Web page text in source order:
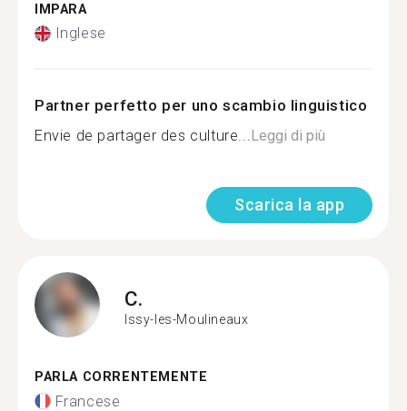
IMPARA
Inglese
Partner perfetto per uno scambio linguistico
Envie de partager des culture...Leggi di più
Scarica la app
C.
Issy-les-Moulineaux
PARLA CORRENTEMENTE
Francese